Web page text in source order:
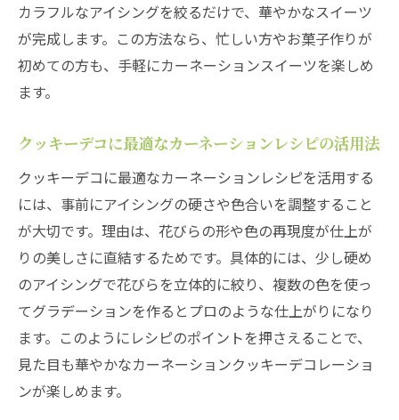
カラフルなアイシングを絞るだけで、華やかなスイーツ
が完成します。この方法なら、忙しい方やお菓子作りが
初めての方も、手軽にカーネーションスイーツを楽しめ
ます。
クッキーデコに最適なカーネーションレシピの活用法
クッキーデコに最適なカーネーションレシピを活用する
には、事前にアイシングの硬さや色合いを調整すること
が大切です。理由は、花びらの形や色の再現度が仕上が
りの美しさに直結するためです。具体的には、少し硬め
のアイシングで花びらを立体的に絞り、複数の色を使っ
てグラデーションを作るとプロのような仕上がりになり
ます。このようにレシピのポイントを押さえることで、
見た目も華やかなカーネーションクッキーデコレーショ
ンが楽しめます。